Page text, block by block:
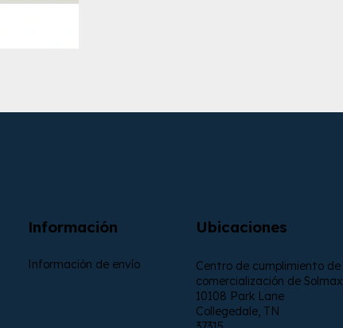
Ubicaciones
Centro de cumplimiento de
comercialización de Solmax
10108 Park Lane
Collegedale, TN
Información
Información de envío